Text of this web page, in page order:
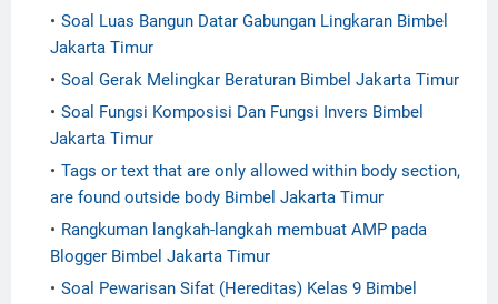
Soal Luas Bangun Datar Gabungan Lingkaran Bimbel
Jakarta Timur
Soal Gerak Melingkar Beraturan Bimbel Jakarta Timur
Soal Fungsi Komposisi Dan Fungsi Invers Bimbel
Jakarta Timur
Tags or text that are only allowed within body section,
are found outside body Bimbel Jakarta Timur
Rangkuman langkah-langkah membuat AMP pada
Blogger Bimbel Jakarta Timur
Soal Pewarisan Sifat (Hereditas) Kelas 9 Bimbel